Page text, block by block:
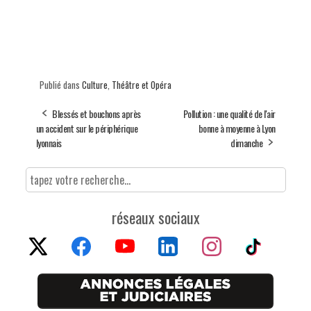
Publié dans Culture Théâtre et Opéra
Blessés et bouchons après
un accident sur le périphérique
lyonnais
Pollution : une qualité de l'air
bonne à moyenne à Lyon
dimanche
réseaux sociaux